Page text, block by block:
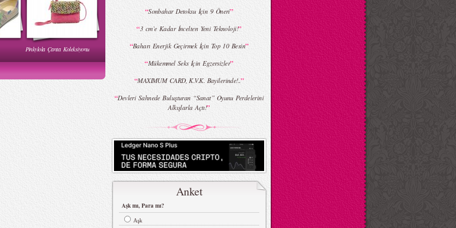
Hakan Akkaya - MBFWI Yaz
Pinkylola Çanta Koleksiyonu
“Sonbahar Detoksu İçin 9 Öneri”
“3 cm`e Kadar İncelten Yeni Teknoloji!”
“Baharı Enerjik Geçirmek İçin Top 10 Besin”
“Mükemmel Seks İçin Egzersizler”
“MAXIMUM CARD, K.V.K. Bayilerinde!..”
“Devleri Sahnede Buluşturan “Sanat” Oyunu Perdelerini
Alkışlarla Açtı!”
Anket
Aşk mı, Para mı?
Aşk